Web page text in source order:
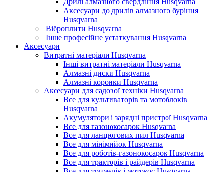
Дрилі алмазного свердління Husqvarna
Аксесуари до дрилів алмазного буріння
Husqvarna
Віброплити Husqvarna
Інше професійне устаткування Husqvarna
Аксесуари
Витратні матеріали Husqvarna
Інші витратні матеріали Husqvarna
Алмазні диски Husqvarna
Алмазні коронки Husqvarna
Аксесуари для садової техніки Husqvarna
Все для культиваторів та мотоблоків
Husqvarna
Акумулятори і зарядні пристрої Husqvarna
Все для газонокосарок Husqvarna
Все для ланцюгових пил Husqvarna
Все для мінімийок Husqvarna
Все для роботів-газонокосарок Husqvarna
Все для тракторів і райдерів Husqvarna